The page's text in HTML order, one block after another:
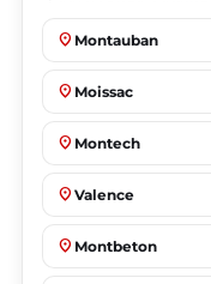
place Montauban
place Moissac
place Montech
place Valence
place Montbeton